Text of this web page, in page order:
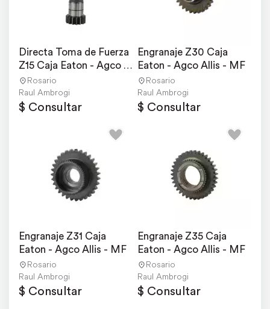
Directa Toma de Fuerza
Z15 Caja Eaton - Agco
Allis - MF
Rosario
Raul Ambrogi
$ Consultar
Engranaje Z30 Caja
Eaton - Agco Allis - MF
Rosario
Raul Ambrogi
$ Consultar
Engranaje Z31 Caja
Eaton - Agco Allis - MF
Rosario
Raul Ambrogi
$ Consultar
Engranaje Z35 Caja
Eaton - Agco Allis - MF
Rosario
Raul Ambrogi
$ Consultar